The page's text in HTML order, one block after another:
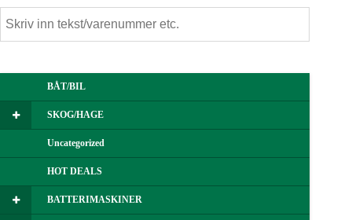
BÅT/BIL
SKOG/HAGE
Uncategorized
HOT DEALS
BATTERIMASKINER